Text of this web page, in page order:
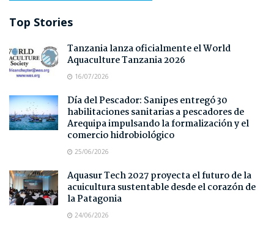
Top Stories
Tanzania lanza oficialmente el World
Aquaculture Tanzania 2026
16/07/2026
Día del Pescador: Sanipes entregó 30
habilitaciones sanitarias a pescadores de
Arequipa impulsando la formalización y el
comercio hidrobiológico
25/06/2026
Aquasur Tech 2027 proyecta el futuro de la
acuicultura sustentable desde el corazón de
la Patagonia
24/06/2026